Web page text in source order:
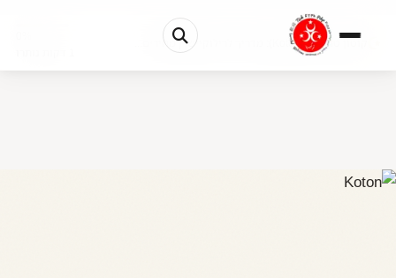
קוטון טורקיה (Koton): מדריך לרילוקיישן | מחירים...